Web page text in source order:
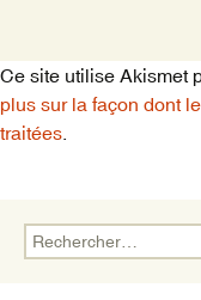
Ce site utilise Akismet
plus sur la façon dont
traitées
Rechercher :